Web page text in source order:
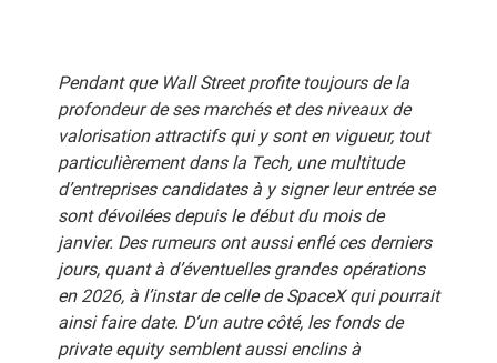
Pendant que Wall Street profite toujours de la
profondeur de ses marchés et des niveaux de
valorisation attractifs qui y sont en vigueur, tout
particulièrement dans la Tech, une multitude
d’entreprises candidates à y signer leur entrée se
sont dévoilées depuis le début du mois de
janvier. Des rumeurs ont aussi enflé ces derniers
jours, quant à d’éventuelles grandes opérations
en 2026, à l’instar de celle de SpaceX qui pourrait
ainsi faire date. D’un autre côté, les fonds de
private equity semblent aussi enclins à